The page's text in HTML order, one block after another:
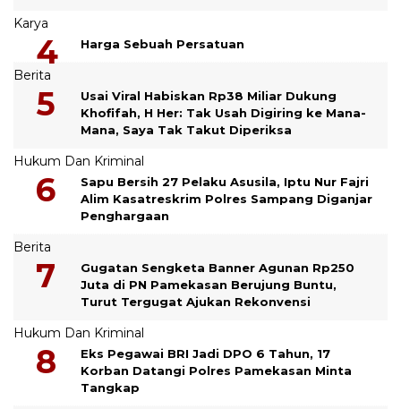
Karya
Harga Sebuah Persatuan
Berita
Usai Viral Habiskan Rp38 Miliar Dukung
Khofifah, H Her: Tak Usah Digiring ke Mana-
Mana, Saya Tak Takut Diperiksa
Hukum Dan Kriminal
Sapu Bersih 27 Pelaku Asusila, Iptu Nur Fajri
Alim Kasatreskrim Polres Sampang Diganjar
Penghargaan
Berita
Gugatan Sengketa Banner Agunan Rp250
Juta di PN Pamekasan Berujung Buntu,
Turut Tergugat Ajukan Rekonvensi
Hukum Dan Kriminal
Eks Pegawai BRI Jadi DPO 6 Tahun, 17
Korban Datangi Polres Pamekasan Minta
Tangkap